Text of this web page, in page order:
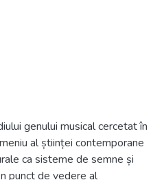
genului musical cercetat în
al științei contemporane
ca sisteme de semne și
punct de vedere al